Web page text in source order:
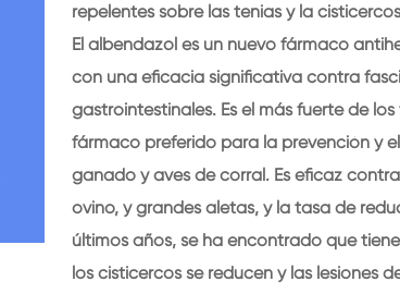
repelentes sobre las tenias y la
El albendazol es un nuevo fármaco
con una eficacia significativa contra
gastrointestinales. Es el más fuerte de
fármaco preferido para la prevención y
ganado y aves de corral. Es eficaz
ovino, y grandes aletas, y la tasa de
últimos años, se ha encontrado que
los cisticercos se reducen y las lesiones